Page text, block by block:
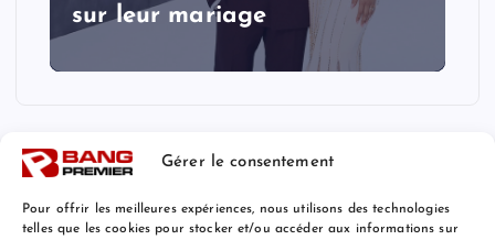
Gérer le consentement
Pour offrir les meilleures expériences, nous utilisons des technologies
telles que les cookies pour stocker et/ou accéder aux informations sur
sur leur mariage